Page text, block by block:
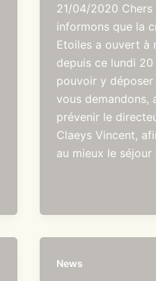
21/04/2020
informons que la
Etoiles a ouvert à
depuis ce lundi
pouvoir y
vous demandons,
prévenir le
Claeys Vincent,
au mieux le séjour
News